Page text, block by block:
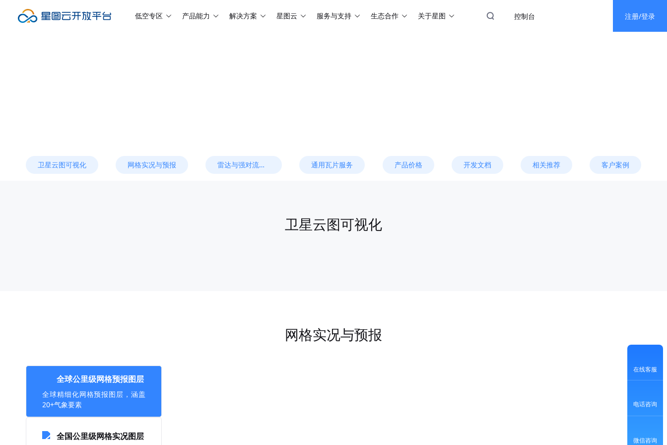
低空专区 产品能力 解决方案 星图云 服务与支持 生态合作 关于星图 控制台 注册/登录
卫星云图可视化 网格实况与预报 雷达与强对流预报 通用瓦片服务 产品价格 开发文档 相关推荐 客户案例
卫星云图可视化
网格实况与预报
全球公里级网格预报图层
全球精细化网格预报图层，涵盖
20+气象要素
全国公里级网格实况图层
在线客服
电话咨询
微信咨询